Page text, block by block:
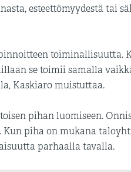
esteettömyydestä tai
toiminallisuutta.
se toimii samalla
Kaskiaro muistuttaa.
pihan luomiseen.
piha on mukana
parhaalla tavalla.